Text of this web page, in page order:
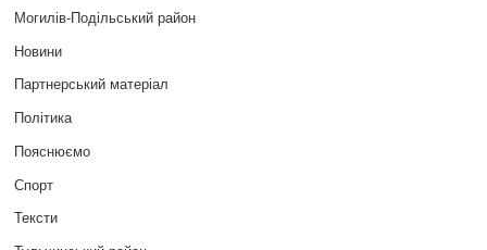
Могилів-Подільський район
Новини
Партнерський матеріал
Політика
Пояснюємо
Спорт
Тексти